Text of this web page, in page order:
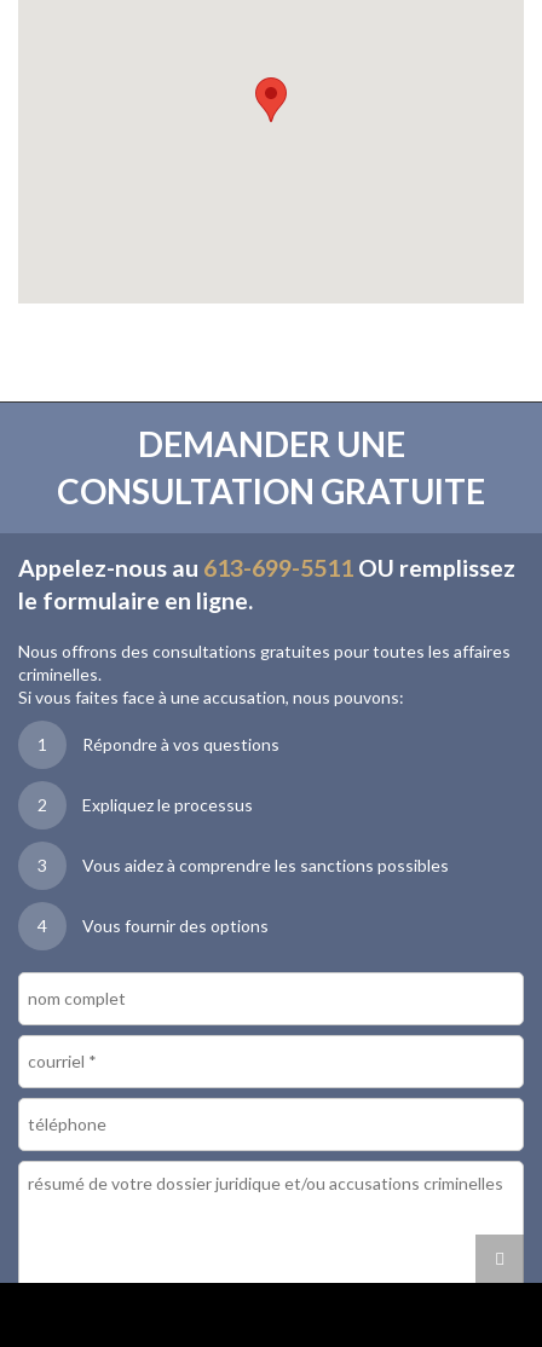
DEMANDER UNE
CONSULTATION GRATUITE
Appelez-nous au 613-699-5511 OU remplissez
le formulaire en ligne.
Nous offrons des consultations gratuites pour toutes les affaires
criminelles.
Si vous faites face à une accusation, nous pouvons:
1 Répondre à vos questions
2 Expliquez le processus
3 Vous aidez à comprendre les sanctions possibles
4 Vous fournir des options